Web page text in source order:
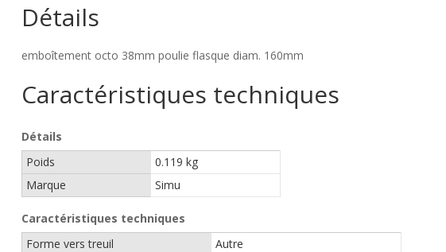
Détails
emboîtement octo 38mm poulie flasque diam. 160mm
Caractéristiques techniques
Détails
Poids
0.119 kg
Marque
Simu
Caractéristiques techniques
Forme vers treuil
Autre